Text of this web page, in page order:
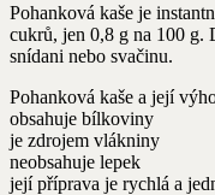
Pohanková kaše je
cukrů, jen 0,8 g na 100 g.
snídani nebo svačinu.
Pohanková kaše a její
obsahuje bílkoviny
je zdrojem vlákniny
neobsahuje lepek
její příprava je rychlá a